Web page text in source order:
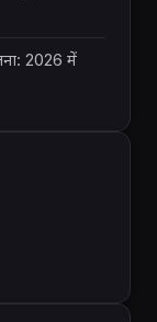
2026 में